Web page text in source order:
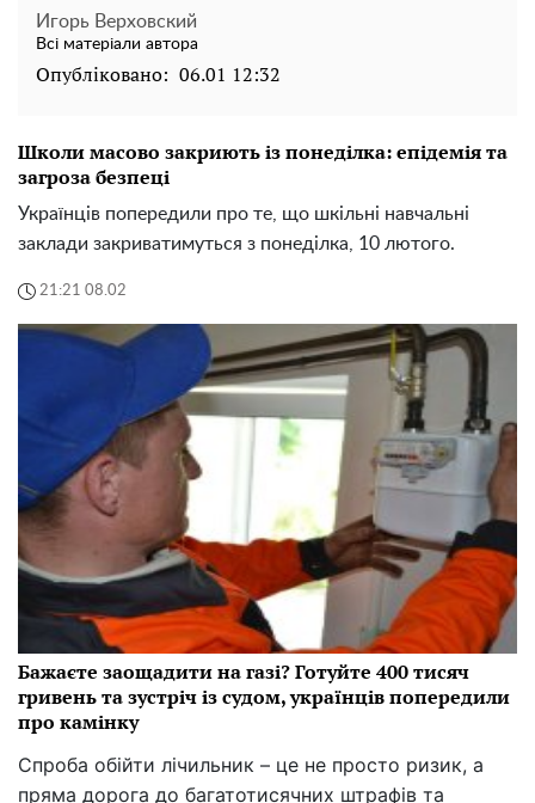
Игорь Верховский
Всі матеріали автора
Опубліковано: 06.01 12:32
Школи масово закриють із понеділка: епідемія та
загроза безпеці
Українців попередили про те, що шкільні навчальні
заклади закриватимуться з понеділка, 10 лютого.
21:21 08.02
Бажаєте заощадити на газі? Готуйте 400 тисяч
гривень та зустріч із судом, українців попередили
про камінку
Спроба обійти лічильник – це не просто ризик, а
пряма дорога до багатотисячних штрафів та